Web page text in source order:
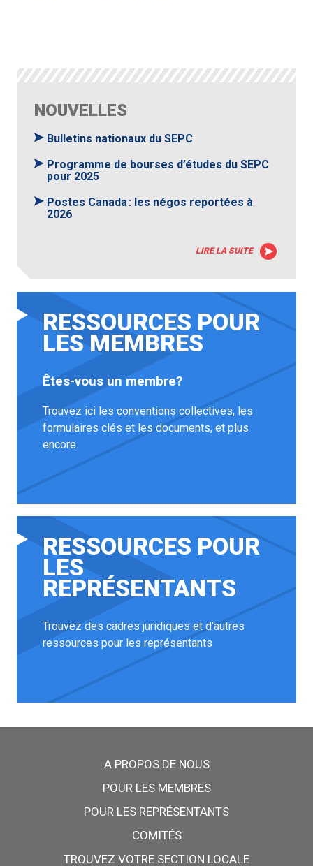
NOUVELLES
Bulletins nationaux du SEPC
Programme de bourses d’études du SEPC
pour 2025
Postes Canada : les négos reportées à
2026
LIRE LA SUITE
RESSOURCES POUR
LES MEMBRES
Êtes-vous un membre?
Trouvez ici les conventions collectives, les
formulaires clés et les documents, et plus
encore.
RESSOURCES POUR
LES
REPRÉSENTANTS
Trouvez des cadres juridiques et d'autres
ressources pour les représentants
A PROPOS DE NOUS
POUR LES MEMBRES
POUR LES REPRÉSENTANTS
COMITÉS
TROUVEZ VOTRE SECTION LOCALE